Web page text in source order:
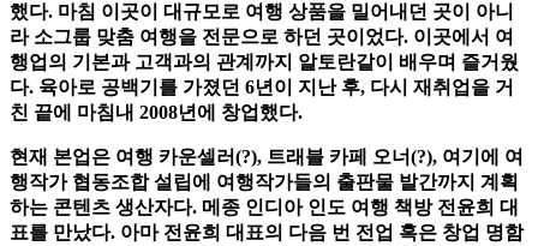
했다. 마침 이곳이 대규모로 여행 상품을 밀어내던 곳이 아니
라 소그룹 맞춤 여행을 전문으로 하던 곳이었다. 이곳에서 여
행업의 기본과 고객과의 관계까지 알토란같이 배우며 즐거웠
다. 육아로 공백기를 가졌던 6년이 지난 후, 다시 재취업을 거
친 끝에 마침내 2008년에 창업했다.
현재 본업은 여행 카운셀러(?), 트래블 카페 오너(?), 여기에 여
행작가 협동조합 설립에 여행작가들의 출판물 발간까지 계획
하는 콘텐츠 생산자다. 메종 인디아 인도 여행 책방 전윤희 대
표를 만났다. 아마 전윤희 대표의 다음 번 전업 혹은 창업 명함